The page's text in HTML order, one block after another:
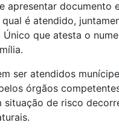
apresentar documento
qual é atendido,
que atesta o
ser atendidos
órgãos
situação de risco